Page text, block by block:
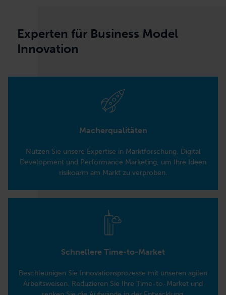
Experten für Business Model
Innovation
Macherqualitäten
Nutzen Sie unsere Expertise in Marktforschung, Digital
Development und Performance Marketing, um Ihre Ideen
risikoarm am Markt zu verproben.
Schnellere Time-to-Market
Beschleunigen Sie Innovationsprozesse mit unseren agilen
Arbeitsweisen. Reduzieren Sie Ihre Time-to-Market und